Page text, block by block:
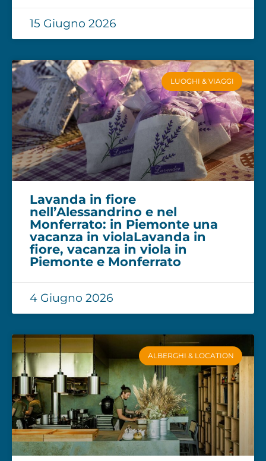
15 Giugno 2026
LUOGHI & VIAGGI
Lavanda in fiore
nell’Alessandrino e nel
Monferrato: in Piemonte una
vacanza in violaLavanda in
fiore, vacanza in viola in
Piemonte e Monferrato
4 Giugno 2026
ALBERGHI & LOCATION